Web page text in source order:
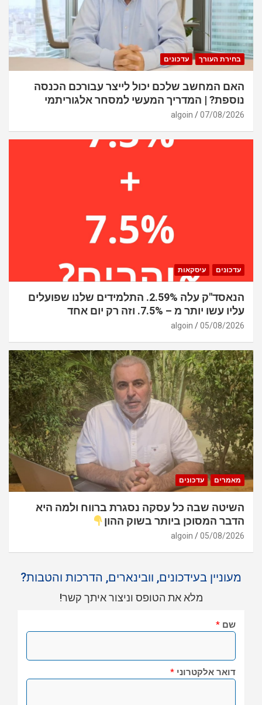
בחירת העורך עדכונים
האם המחשב שלכם יכול לייצר עבורכם הכנסה
נוספת? | המדריך המעשי למסחר אלגוריתמי
07/08/2026
algoin
עדכונים עיסקאות
הנאסד"ק עלה 2.59%. התלמידים שלנו שפועלים
עליו עשו יותר מ – 7.5%. וזה רק יום אחד
05/08/2026
algoin
מאמרים עדכונים
השיטה שבה כל עסקה נסגרת ברווח ולמה היא
הדבר המסוכן ביותר בשוק ההון
05/08/2026
algoin
מעוניין בעידכונים, וובינארים, הדרכות והטבות?
מלא את הטופס וניצור איתך קשר!
שם *
דואר אלקטרוני *